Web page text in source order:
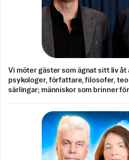
Vi möter gäster som ägnat sitt liv åt
psykologer, författare, filosofer,
särlingar; människor som brinner